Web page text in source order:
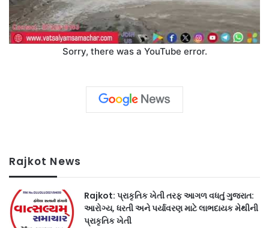
Sorry, there was a YouTube error.
Rajkot News
Rajkot: પ્રાકૃતિક ખેતી તરફ આગળ વધતું ગુજરાત:
આરોગ્ય, ધરતી અને પર્યાવરણ માટે લાભદાયક મેથીની
પ્રાકૃતિક ખેતી